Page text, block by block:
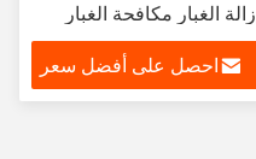
إزالة الغبار مكافحة الغبار
احصل على أفضل سعر